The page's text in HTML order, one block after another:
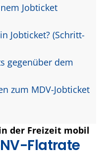
Jobticket
Jobticket? (Schritt-
gegenüber dem
zum MDV-Jobticket
der Freizeit mobil
Flatrate